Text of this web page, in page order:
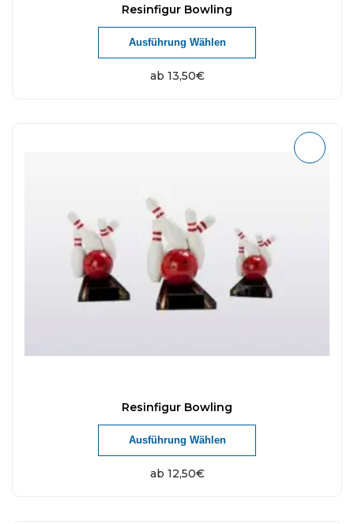
Resinfigur Bowling
ab 13,50€
Ausführung Wählen
Resinfigur Bowling
ab 12,50€
Ausführung Wählen